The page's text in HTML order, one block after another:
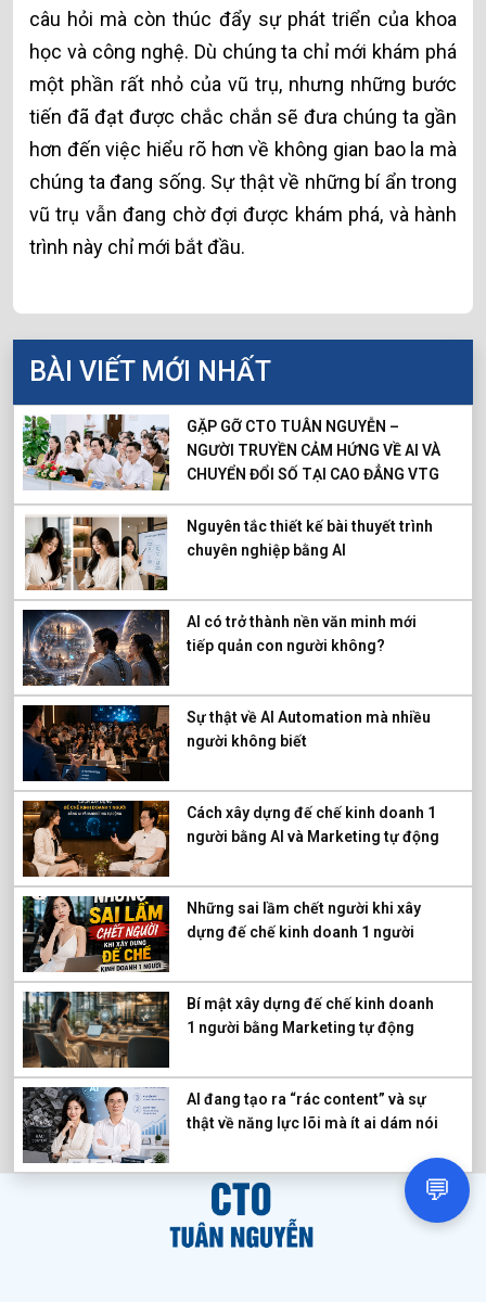
câu hỏi mà còn thúc đẩy sự phát triển của khoa
học và công nghệ. Dù chúng ta chỉ mới khám phá
một phần rất nhỏ của vũ trụ, nhưng những bước
tiến đã đạt được chắc chắn sẽ đưa chúng ta gần
hơn đến việc hiểu rõ hơn về không gian bao la mà
chúng ta đang sống. Sự thật về những bí ẩn trong
vũ trụ vẫn đang chờ đợi được khám phá, và hành
trình này chỉ mới bắt đầu.
BÀI VIẾT MỚI NHẤT
GẶP GỠ CTO TUÂN NGUYỄN –
NGƯỜI TRUYỀN CẢM HỨNG VỀ AI VÀ
CHUYỂN ĐỔI SỐ TẠI CAO ĐẲNG VTG
Nguyên tắc thiết kế bài thuyết trình
chuyên nghiệp bằng AI
AI có trở thành nền văn minh mới
tiếp quản con người không?
Sự thật về AI Automation mà nhiều
người không biết
Cách xây dựng đế chế kinh doanh 1
người bằng AI và Marketing tự động
Những sai lầm chết người khi xây
dựng đế chế kinh doanh 1 người
Bí mật xây dựng đế chế kinh doanh
1 người bằng Marketing tự động
AI đang tạo ra “rác content” và sự
thật về năng lực lõi mà ít ai dám nói
💬